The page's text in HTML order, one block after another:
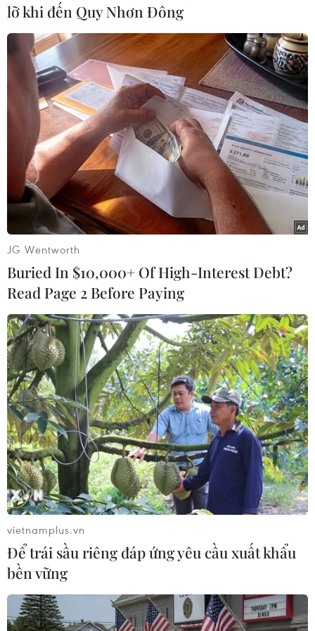
Ông Trịnh Quốc Đông, Trưởng phòng Quản lý
doanh nghiệp, Ban Quản lý các khu công
nghiệp và khu kinh tế tỉnh Tuyên Quang cho
biết, ngay sau khi nhận được thông tin phản
ánh, Ban đã nhanh chóng kiểm tra thực tế tại
nhà máy để làm rõ nguyên nhân, đảm bảo
quyền lợi và môi trường sống của người dân;
đồng thời yêu cầu doanh nghiệp khẩn trương
khắc phục sự cố.
Thực tế ghi nhận tại nhà máy những ngày này,
thế các túi lọc bụi bị rách, hư hỏng trong hệ
thống xử lý khí thải nhằm hạn chế tối đa phát
tán bụi ra môi trường.
Công ty Cổ phần Hợp kim sắt Hà Giang gấp rút xử lý các thiết
bị hư hỏng nhằm đảm bảo vận hành an toàn, hạn chế phát tán
bụi, khí thải ra môi trường. (Ảnh: Đức Thọ/TTXVN)
Ông Dương Hữu Dũng, Phó Giám đốc Công ty cổ
lỡ khi đến Quy Nhơn Đông
JG Wentworth
Buried In $10,000+ Of High-Interest Debt?
Read Page 2 Before Paying
vietnamplus.vn
Để trái sầu riêng đáp ứng yêu cầu xuất khẩu
bền vững